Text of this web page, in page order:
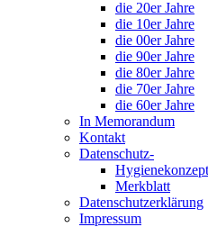
die 20er Jahre
die 10er Jahre
die 00er Jahre
die 90er Jahre
die 80er Jahre
die 70er Jahre
die 60er Jahre
In Memorandum
Kontakt
Datenschutz-
Merkblatt
Datenschutzerklärung
Impressum